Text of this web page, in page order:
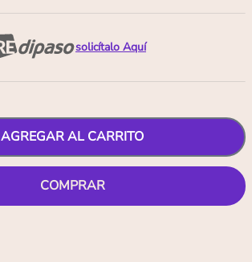
solicítalo Aquí
AGREGAR AL CARRITO
COMPRAR